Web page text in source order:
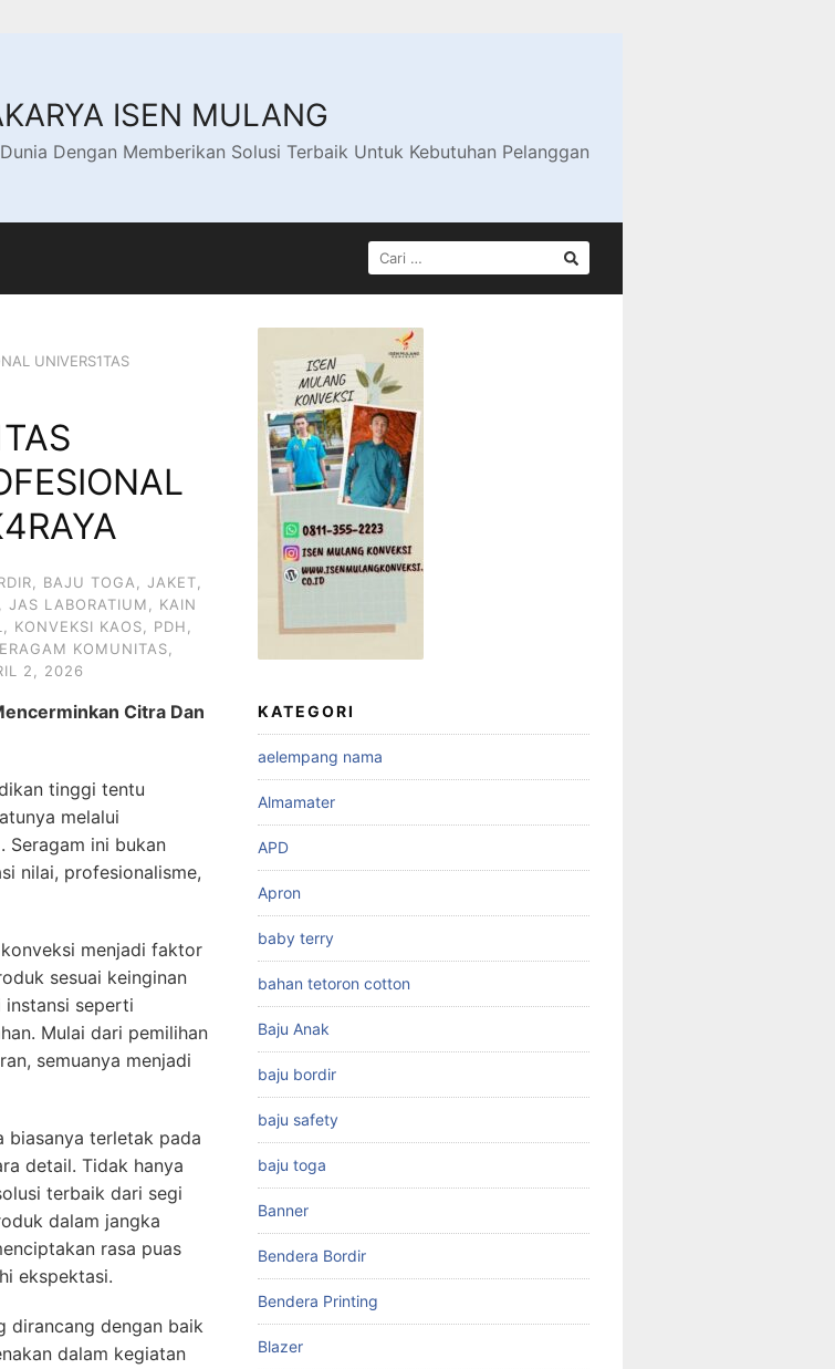
ISEN MULANG
Dengan Memberikan Solusi Terbaik Untuk Kebutuhan Pelanggan
CARI
UNTUK:
UNIVERS1TAS
BAJU TOGA JAKET
JAS LABORATIUM
KAIN
KONVEKSI KAOS PDH
KOMUNITAS
2, 2026
Citra Dan
tinggi tentu
melalui
Seragam ini bukan
nilai, profesionalisme,
menjadi faktor
sesuai keinginan
instansi seperti
Mulai dari pemilihan
semuanya menjadi
biasanya terletak pada
detail. Tidak hanya
terbaik dari segi
dalam jangka
rasa puas
ekspektasi.
dirancang dengan baik
dalam kegiatan
KATEGORI
aelempang nama
Almamater
APD
Apron
baby terry
bahan tetoron cotton
Baju Anak
baju bordir
baju safety
baju toga
Banner
Bendera Bordir
Bendera Printing
Blazer